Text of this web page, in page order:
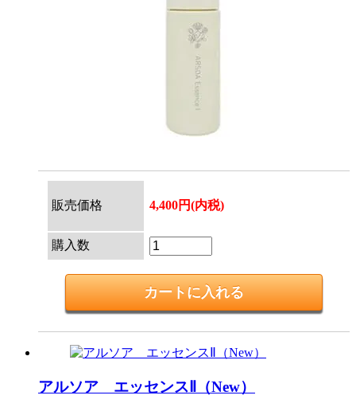
販売価格 4,400円(内税)
購入数
アルソア エッセンスⅡ（New）